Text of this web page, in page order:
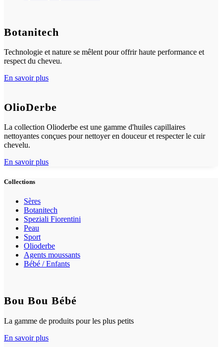
Botanitech
Technologie et nature se mêlent pour offrir haute performance et
respect du cheveu.
En savoir plus
OlioDerbe
La collection Olioderbe est une gamme d'huiles capillaires
nettoyantes conçues pour nettoyer en douceur et respecter le cuir
chevelu.
En savoir plus
Collections
Sères
Botanitech
Speziali Fiorentini
Peau
Sport
Olioderbe
Agents moussants
Bébé / Enfants
Bou Bou Bébé
La gamme de produits pour les plus petits
En savoir plus